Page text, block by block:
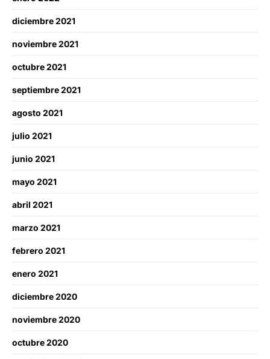
diciembre 2021
noviembre 2021
octubre 2021
septiembre 2021
agosto 2021
julio 2021
junio 2021
mayo 2021
abril 2021
marzo 2021
febrero 2021
enero 2021
diciembre 2020
noviembre 2020
octubre 2020